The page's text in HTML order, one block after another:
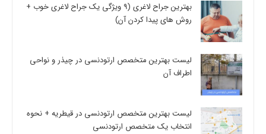
بهترین جراح لاغری (9 ویژگی یک جراح لاغری خوب +
روش های پیدا کردن آن)
لیست بهترین متخصص ارتودنسی در چیذر و نواحی
اطراف آن
لیست بهترین متخصص ارتودنسی در قیطریه + نحوه
انتخاب یک متخصص ارتودنسی